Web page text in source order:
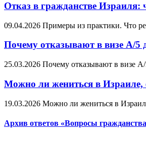
Отказ в гражданстве Израиля:
09.04.2026 Примеры из практики. Что
Почему отказывают в визе А/5
25.03.2026 Почему отказывают в визе А/
Можно ли жениться в Израиле,
19.03.2026 Можно ли жениться в
Архив ответов «Вопросы